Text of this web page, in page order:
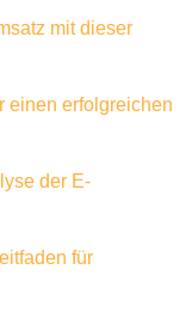
mit dieser
einen erfolgreichen
der E-
für